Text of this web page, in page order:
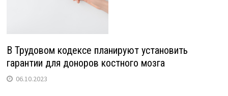
В Трудовом кодексе планируют установить
гарантии для доноров костного мозга
06.10.2023